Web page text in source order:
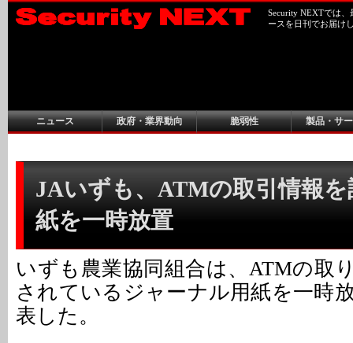
Security NEXTでは
ースを日刊でお届け
ニュース 政府・業界動向 脆弱性 製品・サ
JAいずも、ATMの取引情報
紙を一時放置
いずも農業協同組合は、ATMの取
されているジャーナル用紙を一時
表した。